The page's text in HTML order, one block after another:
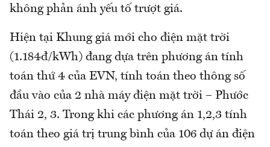
không phản ánh yếu tố trượt giá.
Hiện tại Khung giá mới cho điện mặt trời
(1.184đ/kWh) đang dựa trên phương án tính
toán thứ 4 của EVN, tính toán theo thông số
đầu vào của 2 nhà máy điện mặt trời – Phước
Thái 2, 3. Trong khi các phương án 1,2,3 tính
toán theo giá trị trung bình của 106 dự án điện